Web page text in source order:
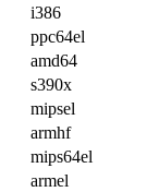
i386
ppc64el
amd64
s390x
mipsel
armhf
mips64el
armel